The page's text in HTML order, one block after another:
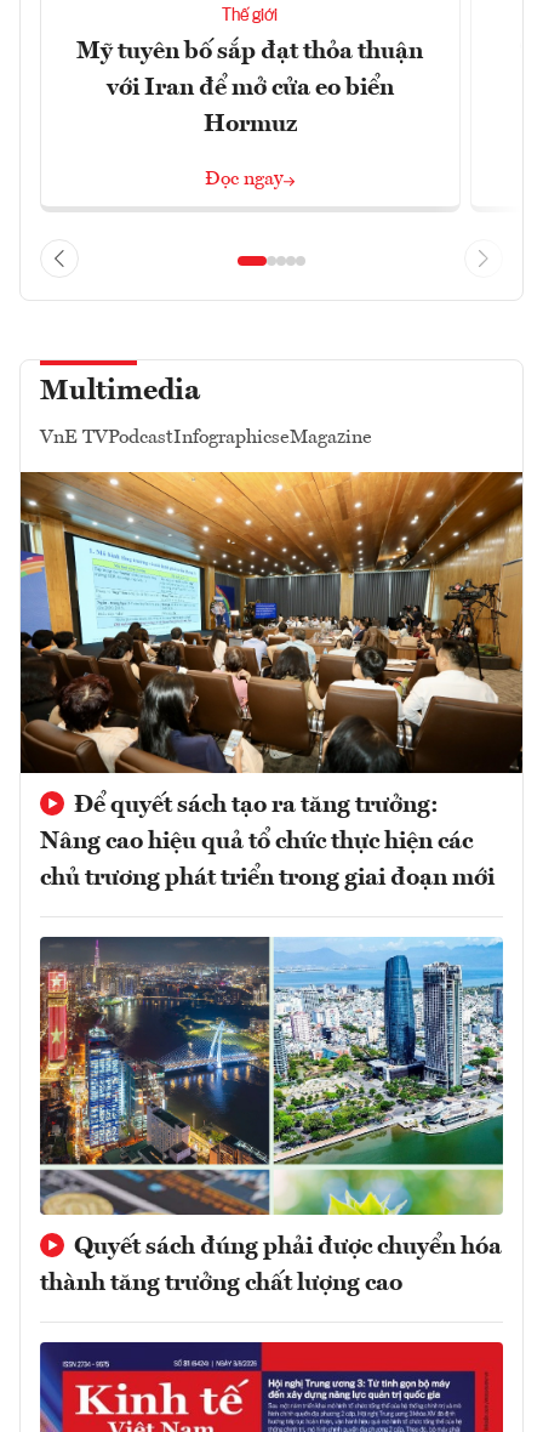
Thế giới
Mỹ tuyên bố sắp đạt thỏa thuận
với Iran để mở cửa eo biển
Hormuz
Đọc ngay
Multimedia
VnE TVPodcastInfographicseMagazine
Để quyết sách tạo ra tăng trưởng:
Nâng cao hiệu quả tổ chức thực hiện các
chủ trương phát triển trong giai đoạn mới
Quyết sách đúng phải được chuyển hóa
thành tăng trưởng chất lượng cao